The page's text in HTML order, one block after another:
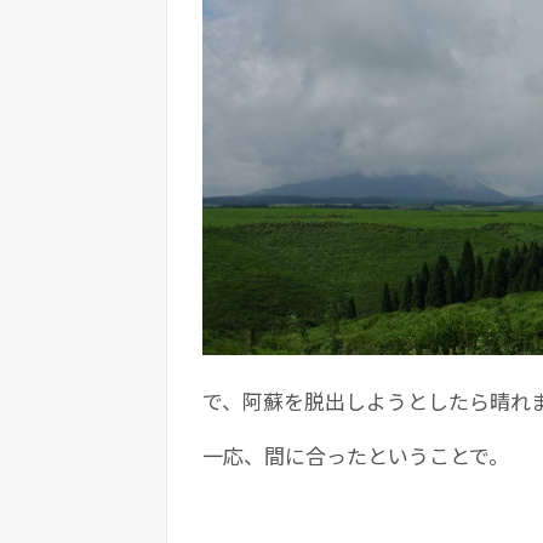
で、阿蘇を脱出しようとしたら晴れ
一応、間に合ったということで。